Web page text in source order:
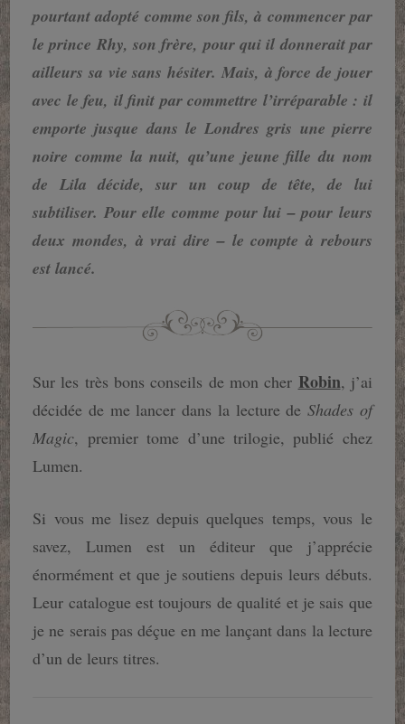
pourtant adopté comme son fils, à commencer par
le prince Rhy, son frère, pour qui il donnerait par
ailleurs sa vie sans hésiter. Mais, à force de jouer
avec le feu, il finit par commettre l’irréparable : il
emporte jusque dans le Londres gris une pierre
noire comme la nuit, qu’une jeune fille du nom
de Lila décide, sur un coup de tête, de lui
subtiliser. Pour elle comme pour lui – pour leurs
deux mondes, à vrai dire – le compte à rebours
est lancé.
Sur les très bons conseils de mon cher Robin, j’ai
décidée de me lancer dans la lecture deShades of
Magic, premier tome d’une trilogie, publié chez
Lumen.
Si vous me lisez depuis quelques temps, vous le
savez, Lumen est un éditeur que j’apprécie
énormément et que je soutiens depuis leurs débuts.
Leur catalogue est toujours de qualité et je sais que
je ne serais pas déçue en me lançant dans la lecture
d’un de leurs titres.